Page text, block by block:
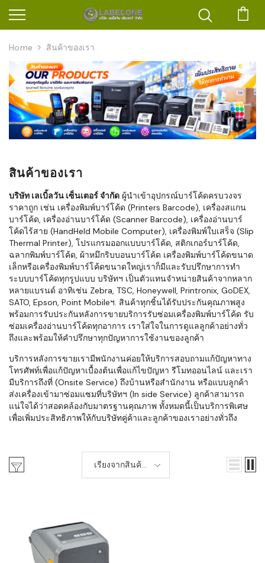
Home สินค้าของเรา
สินค้าของเรา
บริษัท เลเบิ้ลวัน เซ็นเตอร์ จำกัด ผู้นำเข้าอุปกรณ์บาร์โค้ดครบวงจร
ราคาถูก เช่น เครื่องพิมพ์บาร์โค้ด (Printers Barcode), เครื่องสแกน
บาร์โค้ด, เครื่องอ่านบาร์โค้ด (Scanner Barcode), เครื่องอ่านบาร์
โค้ดไร้สาย (HandHeld Mobile Computer), เครื่องพิมพ์ใบเสร็จ (Slip
Thermal Printer), โปรแกรมออกแบบบาร์โค้ด, สติกเกอร์บาร์โค้ด,
ฉลากพิมพ์บาร์โค้ด, ผ้าหมึกริบบอนบาร์โค้ด เครื่องพิมพ์บาร์โค้ดขนาด
เล็กหรือเครื่องพิมพ์บาร์โค้ดขนาดใหญ่เราก็มีและรับปรึกษาการทำ
ระบบบาร์โค้ดทุกรูปแบบ บริษัทฯ เป็นตัวแทนจำหน่ายสินค้าจากหลาก
หลายแบรนด์ อาทิเช่น Zebra, TSC, Honeywell, Printronix, GoDEX,
SATO, Epson, Point Mobileฯ. สินค้าทุกชิ้นได้รับประกันคุณภาพสูง
พร้อมการรับประกันหลังการขายบริการรับซ่อมเครื่องพิมพ์บาร์โค้ด รับ
ซ่อมเครื่องอ่านบาร์โค้ดทุกอาการ เราใส่ใจในการดูแลลูกค้าอย่างทั่ว
ถึงและพร้อมให้คำปรึกษาทุกปัญหาการใช้งานของลูกค้า
บริการหลังการขายเรามีพนักงานค่อยให้บริการสอบถามแก้ปัญหาทาง
โทรศัพท์เพื่อแก้ปัญหาเบื้องต้นเพื่อแก้ไขปัญหา รีโมทออนไลน์ และเรา
มีบริการถึงที่ (Onsite Service) ถึงบ้านหรือสำนักงาน หรือแบบลูกค้า
ส่งเครื่องเข้ามาซ่อมแซมที่บริษัทฯ (In side Service) ลูกค้าสามารถ
แน่ใจได้ว่าสอดคล้องกับมาตรฐานคุณภาพ ทั้งหมดนี้เป็นบริการพิเศษ
เพื่อเพิ่มประสิทธิภาพให้กับบริษัทคู่ค้าและลูกค้าของเราอย่างทั่วถึง
เรียงจากสินค้า
ใหม่-เก่า